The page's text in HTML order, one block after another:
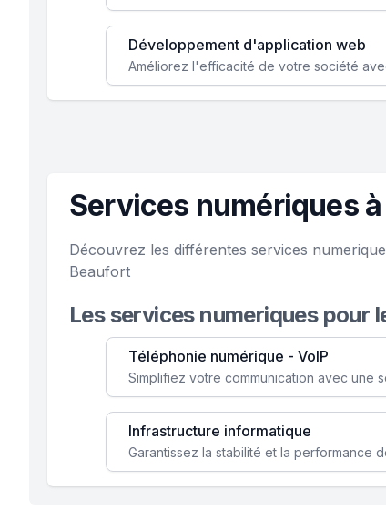
Développement d'application web
Services numériques
Découvrez les différentes services
Beaufort
Les services numeriques pour
Téléphonie numérique - VoIP
Infrastructure informatique